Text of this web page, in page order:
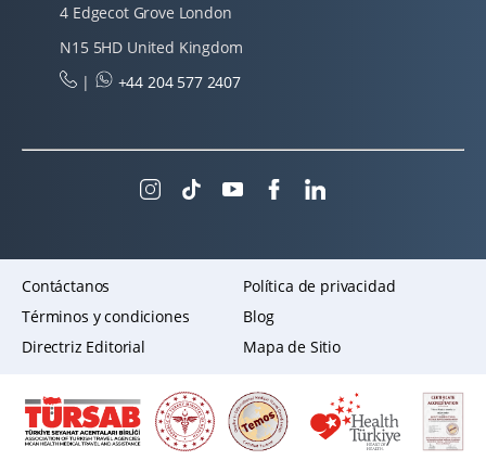
4 Edgecot Grove London
N15 5HD United Kingdom
|
+44 204 577 2407
Contáctanos
Política de privacidad
Términos y condiciones
Blog
Directriz Editorial
Mapa de Sitio